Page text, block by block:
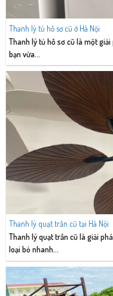
Thanh lý tủ hồ sơ cũ ở Hà Nội
Thanh lý tủ hồ sơ cũ là một
bạn vừa...
Thanh lý quạt trần cũ tại Hà Nội
Thanh lý quạt trần cũ là giải
loại bỏ nhanh...